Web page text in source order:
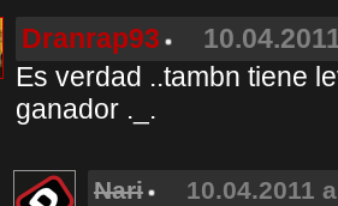
Dranrap93
Es verdad ..tambn tiene
ganador ._.
Nari
10.04.2011